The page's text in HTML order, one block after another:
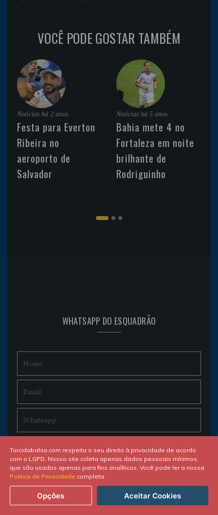
VOCÊ PODE GOSTAR TAMBÉM
Noticias há 2 anos
Festa para Everton
Ribeira no
aeroporto de
Salvador
Noticias há 5 anos
Bahia mete 4 no
Fortaleza em noite
brilhante de
Rodriguinho
WHATSAPP DO ESQUADRÃO
SEJA UM COLUNISTA
Torcidabahia.com respeita o seu direito à privacidade de acordo
com o LGPD. Nosso site coleta apenas dados pessoais mínimos,
que são usados apenas para fins analíticos. Você pode ler a nossa
Politica de Privacidade completa.
Opções Aceitar Cookies